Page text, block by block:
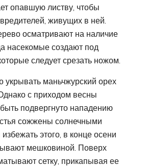
опавшую листву, чтобы
живущих в ней.
осматривают на наличие
насекомые создают под
следует срезать ножом.
укрывать маньчжурский орех
с приходом весны
подвергнуто нападению
сожжены солнечными
этого, в конце осени
мешковиной. Поверх
сетку, прикапывая ее